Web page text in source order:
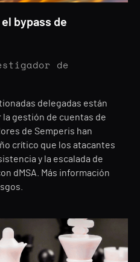
el bypass de
de
delegadas están
gestión de cuentas de
de Semperis han
crítico que los atacantes
y la escalada de
dMSA. Más información